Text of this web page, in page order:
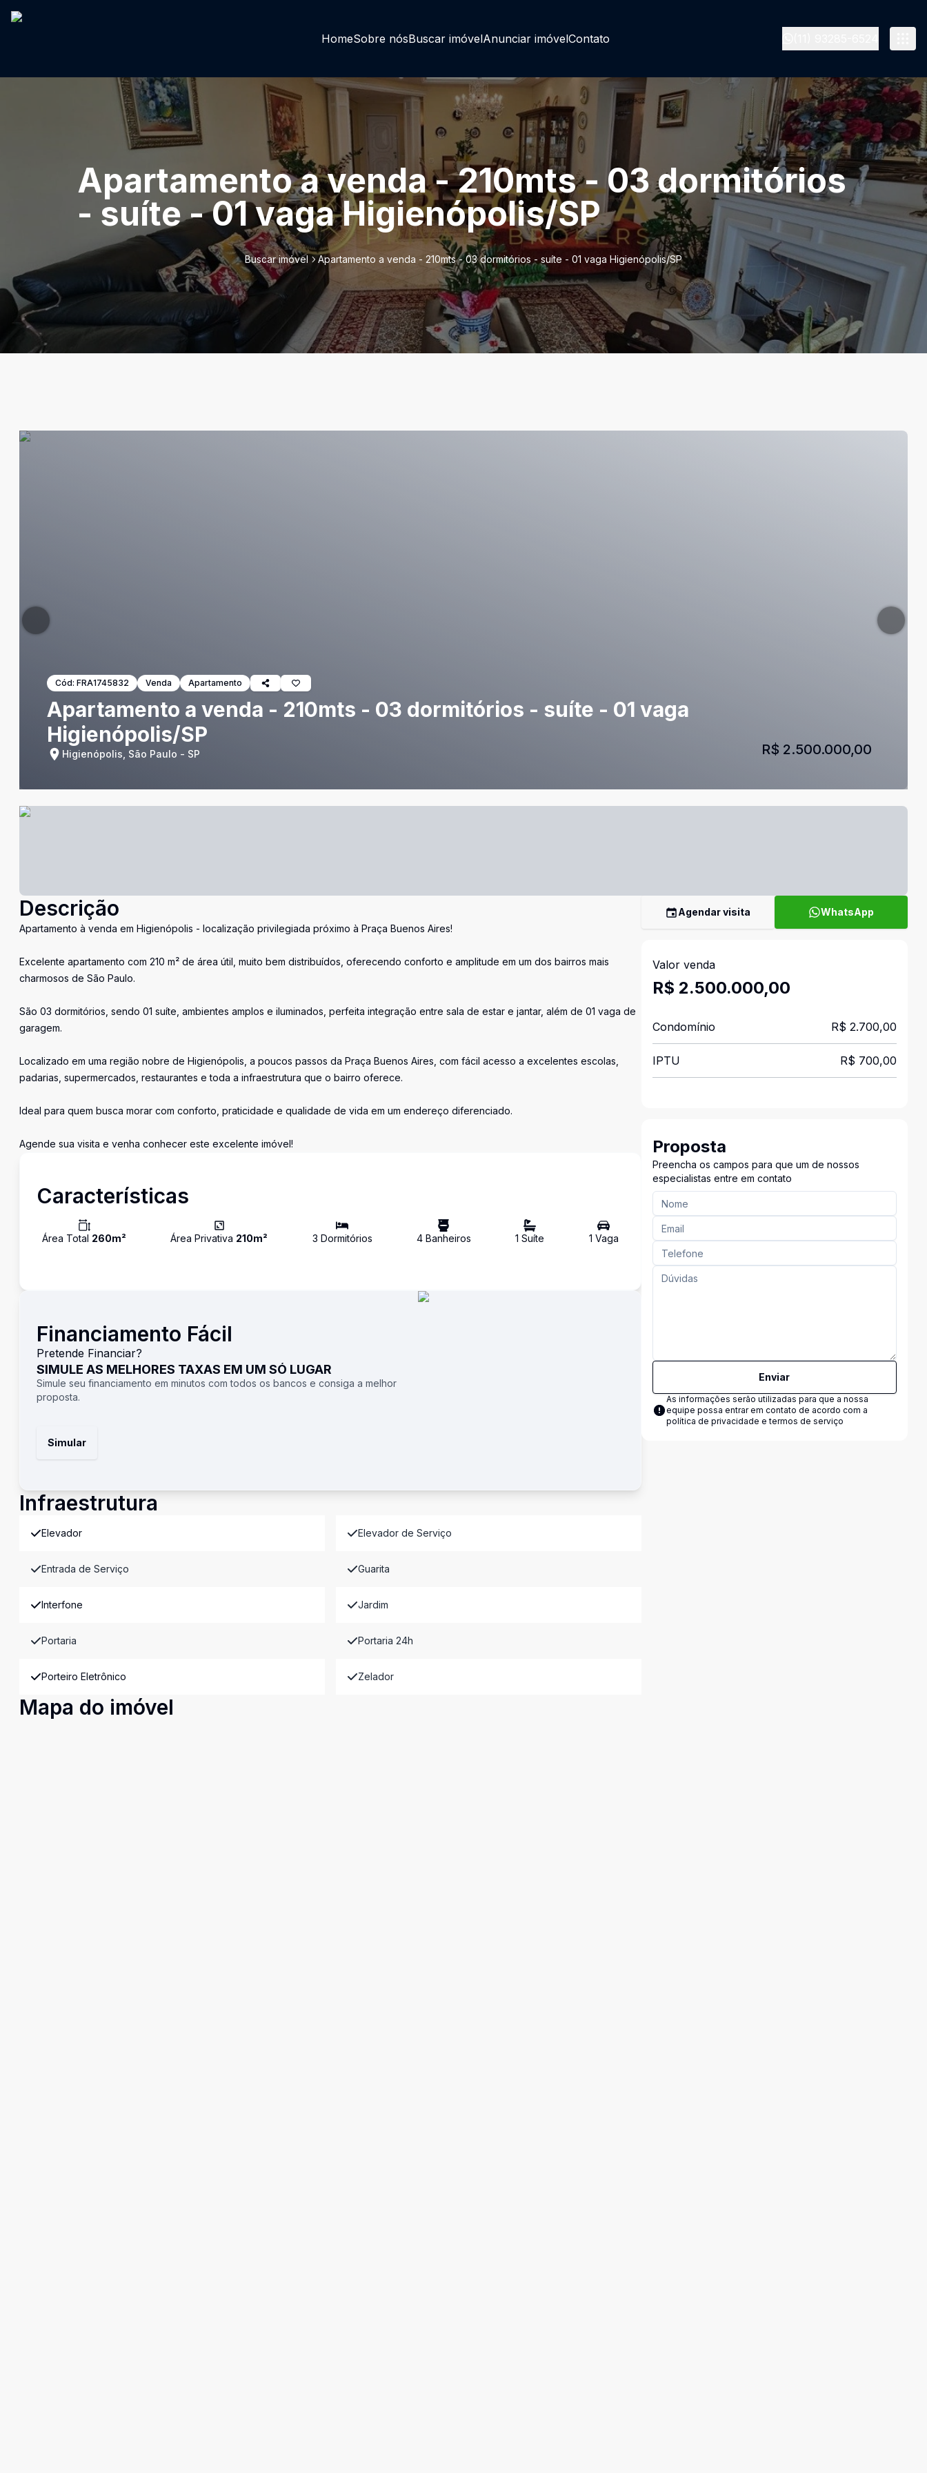
HomeSobre nósBuscar imóvelAnunciar imóvelContato
Apartamento a venda - 210mts - 03 dormitórios
- suíte - 01 vaga Higienópolis/SP
Buscar imóvel Apartamento a venda - 210mts - 03 dormitórios - suíte - 01 vaga Higienópolis/SP
Cód: FRA1745832 Venda Apartamento
Apartamento a venda - 210mts - 03 dormitórios - suíte - 01 vaga
Higienópolis/SP
Higienópolis, São Paulo - SP R$ 2.500.000,00
Descrição
Apartamento à venda em Higienópolis - localização privilegiada próximo à Praça Buenos Aires!
Excelente apartamento com 210 m² de área útil, muito bem distribuídos, oferecendo conforto e amplitude em um dos bairros mais
charmosos de São Paulo.
São 03 dormitórios, sendo 01 suíte, ambientes amplos e iluminados, perfeita integração entre sala de estar e jantar, além de 01 vaga de
garagem.
Localizado em uma região nobre de Higienópolis, a poucos passos da Praça Buenos Aires, com fácil acesso a excelentes escolas,
padarias, supermercados, restaurantes e toda a infraestrutura que o bairro oferece.
Ideal para quem busca morar com conforto, praticidade e qualidade de vida em um endereço diferenciado.
Agende sua visita e venha conhecer este excelente imóvel!
Características
Área Total 260m² Área Privativa 210m² 3 Dormitórios 4Banheiros 1 Suíte 1 Vaga
Financiamento Fácil
Pretende Financiar?
SIMULE AS MELHORES TAXAS EM UM SÓ LUGAR
Simule seu financiamento em minutos com todos os bancos e consiga a melhor
proposta.
Simular
Infraestrutura
Elevador Elevador de Serviço
Entrada de Serviço Guarita
Interfone Jardim
Portaria Portaria 24h
Porteiro Eletrônico Zelador
Mapa do imóvel
Agendar visita WhatsApp
Valor venda
R$ 2.500.000,00
Condomínio R$ 2.700,00
IPTU R$ 700,00
Proposta
Preencha os campos para que um de nossos
especialistas entre em contato
Enviar
As informações serão utilizadas para que a nossa
equipe possa entrar em contato de acordo com a
política de privacidade e termos de serviço